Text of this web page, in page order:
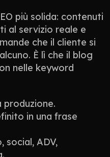
più solida: contenuti
al servizio reale e
che il cliente si
È lì che il blog
nelle keyword
produzione.
in una frase
social, ADV,